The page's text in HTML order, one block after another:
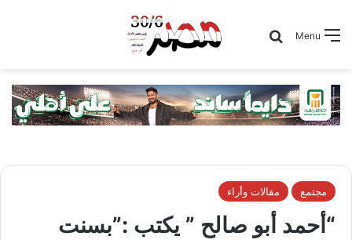
Menu
Search for
مجتمع مقالات وأراء
“أحمد أبو صالح ” يكتب :”بسنت